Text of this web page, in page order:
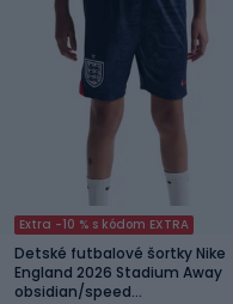
Extra -10 % s kódom EXTRA
Detské futbalové šortky Nike
England 2026 Stadium Away
obsidian/speed